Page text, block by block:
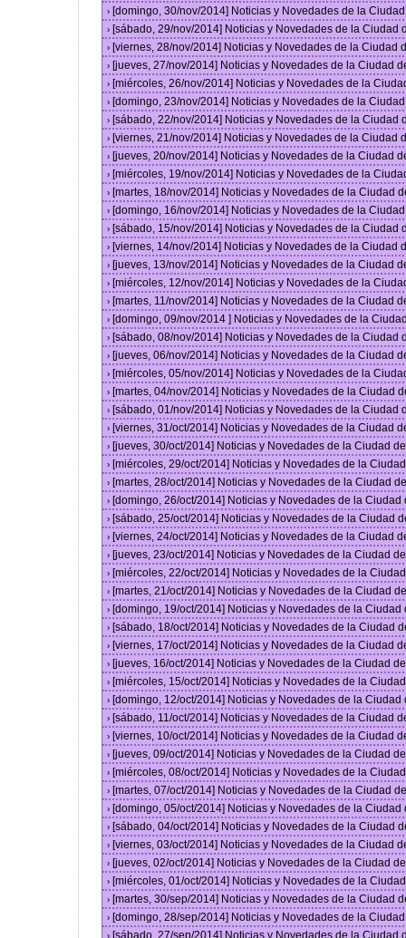
› [domingo, 30/nov/2014] Noticias y Novedades de la
› [sábado, 29/nov/2014] Noticias y Novedades de la Ciudad
› [viernes, 28/nov/2014] Noticias y Novedades de la Ciudad
› [jueves, 27/nov/2014] Noticias y Novedades de la Ciudad
› [miércoles, 26/nov/2014] Noticias y Novedades de la
› [domingo, 23/nov/2014] Noticias y Novedades de la
› [sábado, 22/nov/2014] Noticias y Novedades de la Ciudad
› [viernes, 21/nov/2014] Noticias y Novedades de la Ciudad
› [jueves, 20/nov/2014] Noticias y Novedades de la Ciudad
› [miércoles, 19/nov/2014] Noticias y Novedades de la
› [martes, 18/nov/2014] Noticias y Novedades de la Ciudad
› [domingo, 16/nov/2014] Noticias y Novedades de la
› [sábado, 15/nov/2014] Noticias y Novedades de la Ciudad
› [viernes, 14/nov/2014] Noticias y Novedades de la Ciudad
› [jueves, 13/nov/2014] Noticias y Novedades de la Ciudad
› [miércoles, 12/nov/2014] Noticias y Novedades de la
› [martes, 11/nov/2014] Noticias y Novedades de la Ciudad
› [domingo, 09/nov/2014 ] Noticias y Novedades de la
› [sábado, 08/nov/2014] Noticias y Novedades de la Ciudad
› [jueves, 06/nov/2014] Noticias y Novedades de la Ciudad
› [miércoles, 05/nov/2014] Noticias y Novedades de la
› [martes, 04/nov/2014] Noticias y Novedades de la Ciudad
› [sábado, 01/nov/2014] Noticias y Novedades de la Ciudad
› [viernes, 31/oct/2014] Noticias y Novedades de la Ciudad
› [jueves, 30/oct/2014] Noticias y Novedades de la Ciudad
› [miércoles, 29/oct/2014] Noticias y Novedades de la
› [martes, 28/oct/2014] Noticias y Novedades de la Ciudad
› [domingo, 26/oct/2014] Noticias y Novedades de la
› [sábado, 25/oct/2014] Noticias y Novedades de la Ciudad
› [viernes, 24/oct/2014] Noticias y Novedades de la Ciudad
› [jueves, 23/oct/2014] Noticias y Novedades de la Ciudad
› [miércoles, 22/oct/2014] Noticias y Novedades de la
› [martes, 21/oct/2014] Noticias y Novedades de la Ciudad
› [domingo, 19/oct/2014] Noticias y Novedades de la
› [sábado, 18/oct/2014] Noticias y Novedades de la Ciudad
› [viernes, 17/oct/2014] Noticias y Novedades de la Ciudad
› [jueves, 16/oct/2014] Noticias y Novedades de la Ciudad
› [miércoles, 15/oct/2014] Noticias y Novedades de la
› [domingo, 12/oct/2014] Noticias y Novedades de la
› [sábado, 11/oct/2014] Noticias y Novedades de la Ciudad
› [viernes, 10/oct/2014] Noticias y Novedades de la Ciudad
› [jueves, 09/oct/2014] Noticias y Novedades de la Ciudad
› [miércoles, 08/oct/2014] Noticias y Novedades de la
› [martes, 07/oct/2014] Noticias y Novedades de la Ciudad
› [domingo, 05/oct/2014] Noticias y Novedades de la
› [sábado, 04/oct/2014] Noticias y Novedades de la Ciudad
› [viernes, 03/oct/2014] Noticias y Novedades de la Ciudad
› [jueves, 02/oct/2014] Noticias y Novedades de la Ciudad
› [miércoles, 01/oct/2014] Noticias y Novedades de la
› [martes, 30/sep/2014] Noticias y Novedades de la Ciudad
› [domingo, 28/sep/2014] Noticias y Novedades de la
› [sábado, 27/sep/2014] Noticias y Novedades de la Ciudad